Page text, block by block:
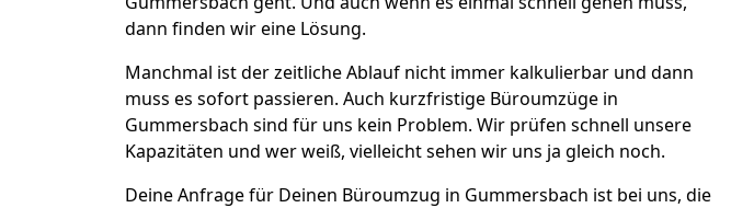
dann finden wir eine Lösung.
Manchmal ist der zeitliche Ablauf nicht immer kalkulierbar und dann
muss es sofort passieren. Auch kurzfristige Büroumzüge in
Gummersbach sind für uns kein Problem. Wir prüfen schnell unsere
Kapazitäten und wer weiß, vielleicht sehen wir uns ja gleich noch.
Deine Anfrage für Deinen Büroumzug in Gummersbach ist bei uns, die